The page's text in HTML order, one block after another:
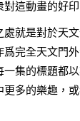
這動畫的好
處就是對於天
完全天文門
集的標題都
多的樂趣，